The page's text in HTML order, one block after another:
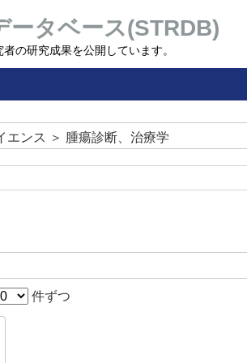
タベース(STRDB)
の研究成果を公開しています。
エンス ＞ 腫瘍診断、治療学
件ずつ